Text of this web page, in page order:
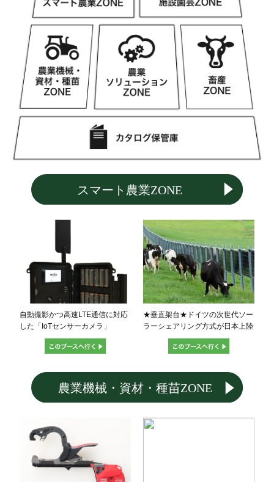
自動撮影かつ高速LTE通信に対応
した「IoTセンサーカメラ」
★垂直架台★ドイツの次世代ソー
ラーシェアリング方式が日本上陸